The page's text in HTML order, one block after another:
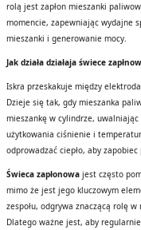
rolą jest zapłon mieszanki
momencie, zapewniając wydajne
mieszanki i generowanie mocy.
Jak działa działaja świece
Iskra przeskakuje między
Dzieje się tak, gdy mieszanka
mieszankę w cylindrze,
użytkowania ciśnienie i
odprowadzać ciepło, aby
Świeca zapłonowajest często
mimo że jest jego kluczowym
zespołu, odgrywa znaczącą rolę
Dlatego ważne jest, aby